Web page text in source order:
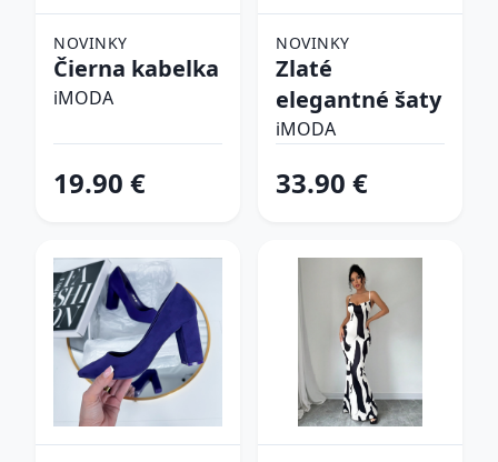
NOVINKY
Čierna kabelka
iMODA
19.90 €
NOVINKY
Zlaté
elegantné šaty
iMODA
33.90 €